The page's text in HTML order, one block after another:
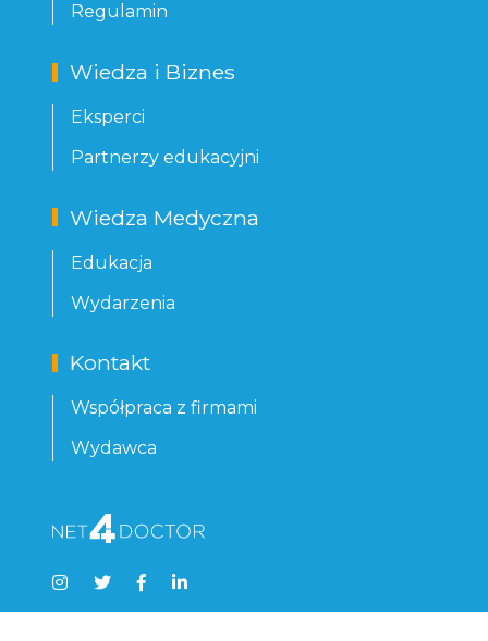
Regulamin
Wiedza i Biznes
Eksperci
Partnerzy edukacyjni
Wiedza Medyczna
Edukacja
Wydarzenia
Kontakt
Współpraca z firmami
Wydawca